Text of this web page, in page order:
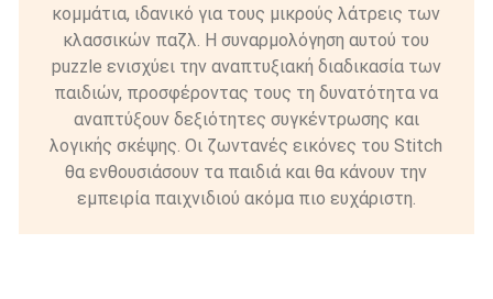
κομμάτια, ιδανικό για τους μικρούς λάτρεις των
κλασσικών παζλ. Η συναρμολόγηση αυτού του
puzzle ενισχύει την αναπτυξιακή διαδικασία των
παιδιών, προσφέροντας τους τη δυνατότητα να
αναπτύξουν δεξιότητες συγκέντρωσης και
λογικής σκέψης. Οι ζωντανές εικόνες του Stitch
θα ενθουσιάσουν τα παιδιά και θα κάνουν την
εμπειρία παιχνιδιού ακόμα πιο ευχάριστη.